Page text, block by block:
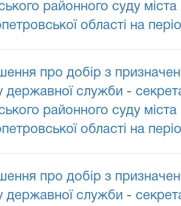
районного суду
області на
про добір з
державної служби -
районного суду
області на
про добір з
державної служби -